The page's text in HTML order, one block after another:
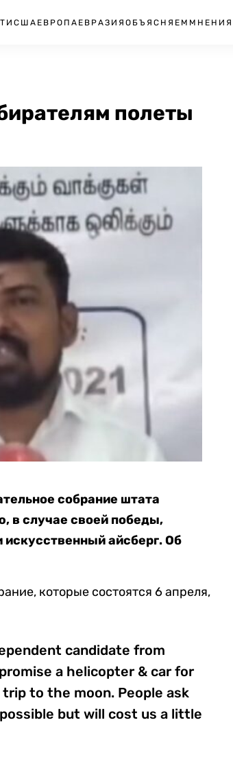
США ЕВРОПА ЕВРАЗИЯ ОБЪЯСНЯЕМ МНЕНИЯ
полеты
собрание штата
в случае своей победы,
айсберг. Об
которые состоятся 6 апреля,
candidate from
a helicopter & car for
to the moon. People ask
but will cost us a little